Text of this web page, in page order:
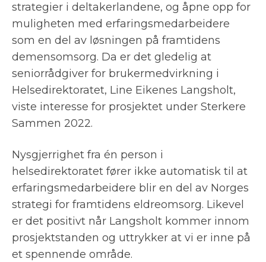
strategier i deltakerlandene, og åpne opp for
muligheten med erfaringsmedarbeidere
som en del av løsningen på framtidens
demensomsorg. Da er det gledelig at
seniorrådgiver for brukermedvirkning i
Helsedirektoratet, Line Eikenes Langsholt,
viste interesse for prosjektet under Sterkere
Sammen 2022.
Nysgjerrighet fra én person i
helsedirektoratet fører ikke automatisk til at
erfaringsmedarbeidere blir en del av Norges
strategi for framtidens eldreomsorg. Likevel
er det positivt når Langsholt kommer innom
prosjektstanden og uttrykker at vi er inne på
et spennende område.